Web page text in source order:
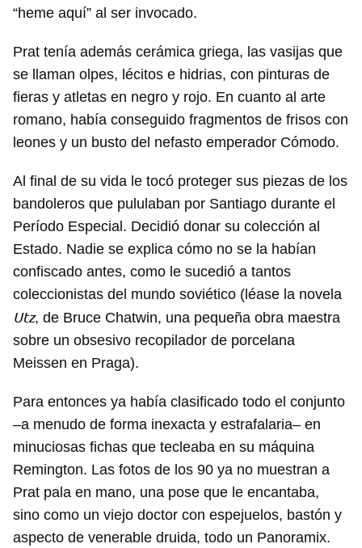
Guardar como favorito
Para poder guardar como favorito, primero has de
iniciar sesión con tu cuenta de 14ymedio.
INICIAR SESIÓN CANCELAR
“heme aquí” al ser invocado.
Prat tenía además cerámica griega, las vasijas que
se llaman olpes, lécitos e hidrias, con pinturas de
fieras y atletas en negro y rojo. En cuanto al arte
romano, había conseguido fragmentos de frisos con
leones y un busto del nefasto emperador Cómodo.
Al final de su vida le tocó proteger sus piezas de los
bandoleros que pululaban por Santiago durante el
Período Especial. Decidió donar su colección al
Estado. Nadie se explica cómo no se la habían
confiscado antes, como le sucedió a tantos
coleccionistas del mundo soviético (léase la novela
Utz, de Bruce Chatwin, una pequeña obra maestra
sobre un obsesivo recopilador de porcelana
Meissen en Praga).
Para entonces ya había clasificado todo el conjunto
–a menudo de forma inexacta y estrafalaria– en
minuciosas fichas que tecleaba en su máquina
Remington. Las fotos de los 90 ya no muestran a
Prat pala en mano, una pose que le encantaba,
sino como un viejo doctor con espejuelos, bastón y
aspecto de venerable druida, todo un Panoramix.